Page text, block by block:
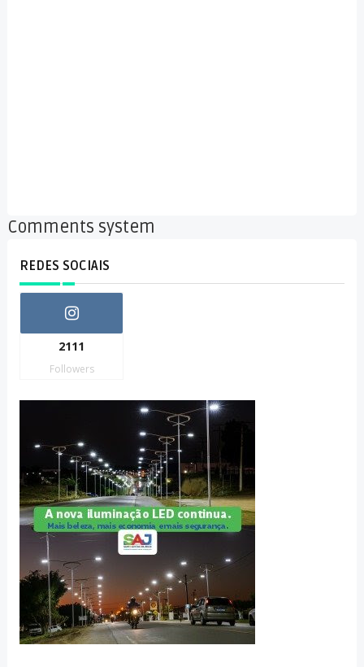
Comments system
REDES SOCIAIS
2111
Followers